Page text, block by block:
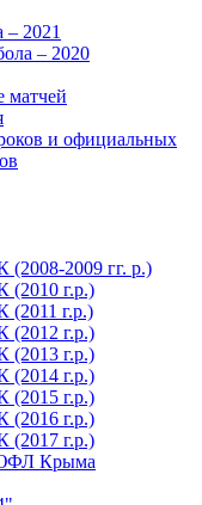
– 2021
– 2020
матчей
и официальных
2009 гг. р.)
г.р.)
г.р.)
г.р.)
г.р.)
г.р.)
г.р.)
г.р.)
г.р.)
Крыма